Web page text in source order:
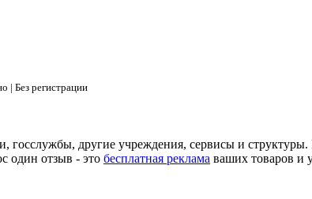
| Без регистрации
другие учреждения, сервисы и
один отзыв - это бесплатная реклама ваших товаров и